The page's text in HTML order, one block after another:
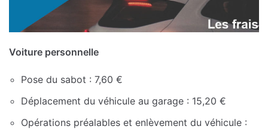
Voiture personnelle
Pose du sabot : 7,60 €
Déplacement du véhicule au garage : 15,20 €
Opérations préalables et enlèvement du véhicule :